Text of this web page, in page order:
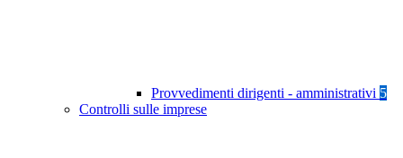
Provvedimenti dirigenti - amministrativi 5
Controlli sulle imprese